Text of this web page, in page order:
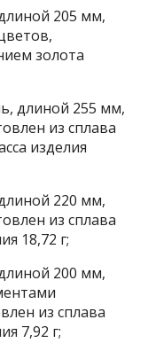
205 мм,
золота
длиной 255 мм,
из сплава
изделия
220 мм,
из сплава
18,72 г;
200 мм,
из сплава
7,92 г;